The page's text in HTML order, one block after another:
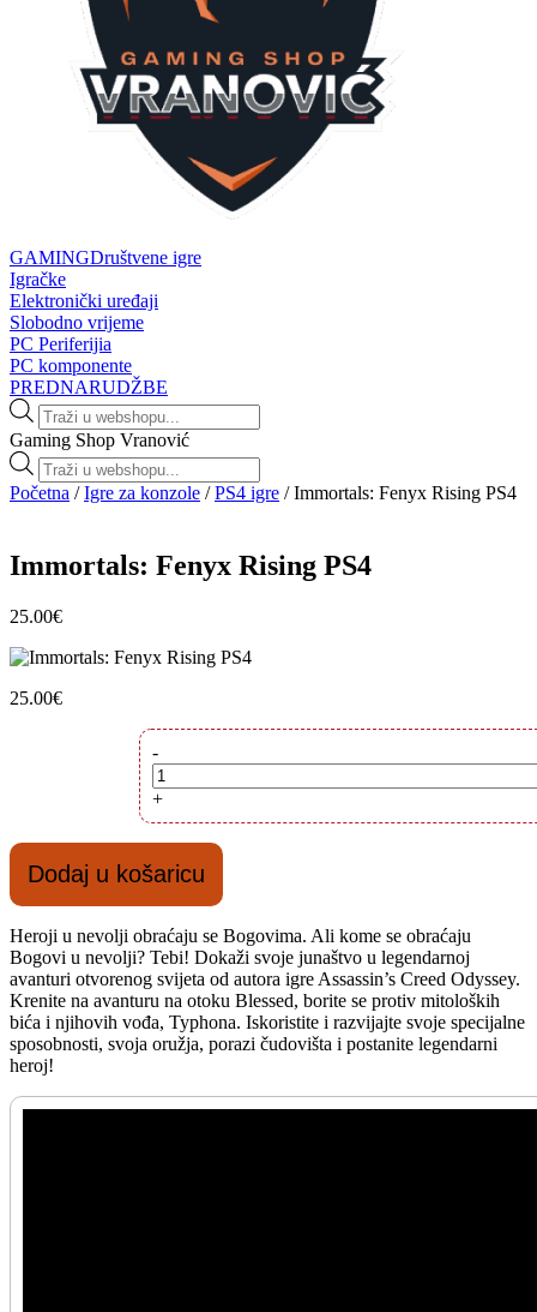
GAMINGDruštvene igre
Igračke
Elektronički uređaji
Slobodno vrijeme
PC Periferijia
PC komponente
PREDNARUDŽBE
Products
search
Gaming Shop Vranović
Products
search
Početna /Igre za konzole /PS4 igre / Immortals: Fenyx Rising PS4
Immortals: Fenyx Rising PS4
25.00€
25.00€
-Immortals:
Fenyx
Rising
+
Dodaj u košaricu
Heroji u nevolji obraćaju se Bogovima. Ali kome se obraćaju
Bogovi u nevolji? Tebi! Dokaži svoje junaštvo u legendarnoj
avanturi otvorenog svijeta od autora igre Assassin’s Creed Odyssey.
Krenite na avanturu na otoku Blessed, borite se protiv mitoloških
bića i njihovih vođa, Typhona. Iskoristite i razvijajte svoje specijalne
sposobnosti, svoja oružja, porazi čudovišta i postanite legendarni
heroj!